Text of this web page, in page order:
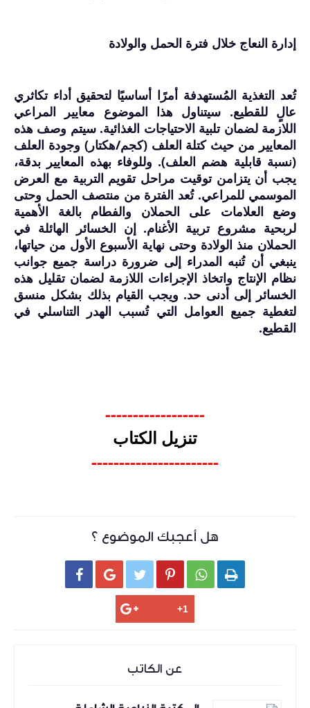
إدارة النعاج خلال فترة الحمل والولادة
تُعد التغذية المُستهدفة أمرًا أساسيًا لتحقيق أداء تكاثري
عالٍ للقطيع. سيتناول هذا الموضوع معايير المراعي
اللازمة لضمان تلبية الاحتياجات الغذائية. سيتم وصف هذه
المعايير من حيث كتلة العلف (كجم/هكتار) وجودة العلف
(نسبة قابلية هضم العلف). وللوفاء بهذه المعايير بدقة،
يجب أن يتزامن توقيت مراحل تقويم التربية مع العرض
الموسمي للمراعي. تُعد الفترة من منتصف الحمل وحتى
وضع العلامات على الحملان والفطام بالغة الأهمية
لربحية مشروع تربية الأغنام. إن الخسائر الهائلة في
الحملان منذ الولادة وحتى نهاية الأسبوع الأول من حياتها،
ينبغي أن تُنبه المدراء إلى ضرورة دراسة جميع جوانب
نظام الإنتاج واتخاذ الإجراءات اللازمة لضمان تقليل هذه
الخسائر إلى أدنى حد. ويجب القيام بذلك بشكل منسق
لتغطية جميع العوامل التي تُسبب الهدر التناسلي في
القطيع.
------------------
تنزيل الكتاب
-----------------------
هل أعجبك الموضوع ؟
     
عن الكاتب